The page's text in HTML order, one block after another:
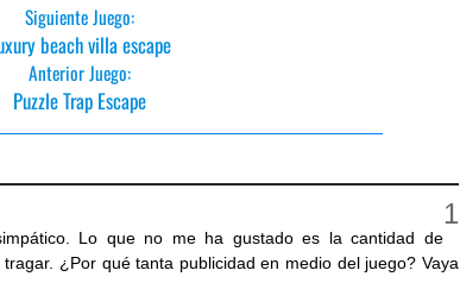
Siguiente Juego:
beach villa escape
Anterior Juego:
Puzzle Trap Escape
Lo que no me ha gustado es la cantidad de
¿Por qué tanta publicidad en medio del juego? Vaya